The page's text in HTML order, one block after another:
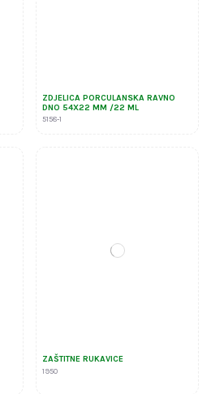
ZDJELICA PORCULANSKA RAVNO
DNO 54X22 MM /22 ML
5158-1
ZAŠTITNE RUKAVICE
1950